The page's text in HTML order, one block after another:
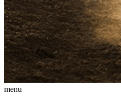
menu